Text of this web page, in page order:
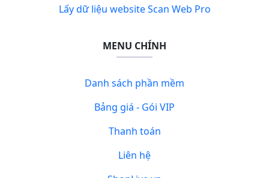
Lấy dữ liệu website Scan Web Pro
MENU CHÍNH
Danh sách phần mềm
Bảng giá - Gói VIP
Thanh toán
Liên hệ